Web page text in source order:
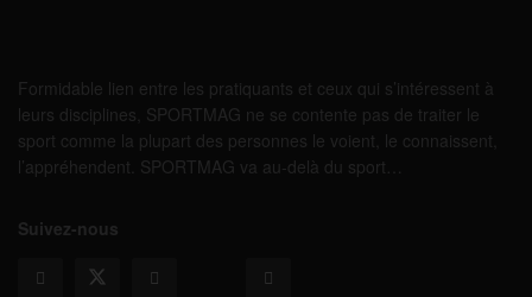
Formidable lien entre les pratiquants et ceux qui s’intéressent à
leurs disciplines, SPORTMAG ne se contente pas de traiter le
sport comme la plupart des personnes le voient, le connaissent,
l’appréhendent. SPORTMAG va au-delà du sport…
Suivez-nous